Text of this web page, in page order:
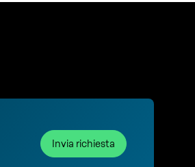
Invia richiesta